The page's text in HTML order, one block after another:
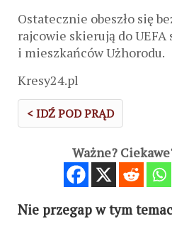
Ostatecznie obeszło się
rajcowie skierują do
i mieszkańców Użhorodu.
Kresy24.pl
< IDŹ POD PRĄD
Ważne?
Nie przegap w tym